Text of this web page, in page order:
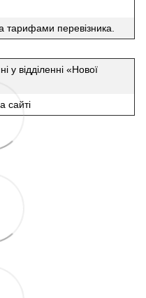
перевізника.
у відділенні «Нової
сайті